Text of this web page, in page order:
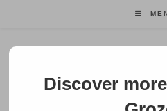
Florin
Discover